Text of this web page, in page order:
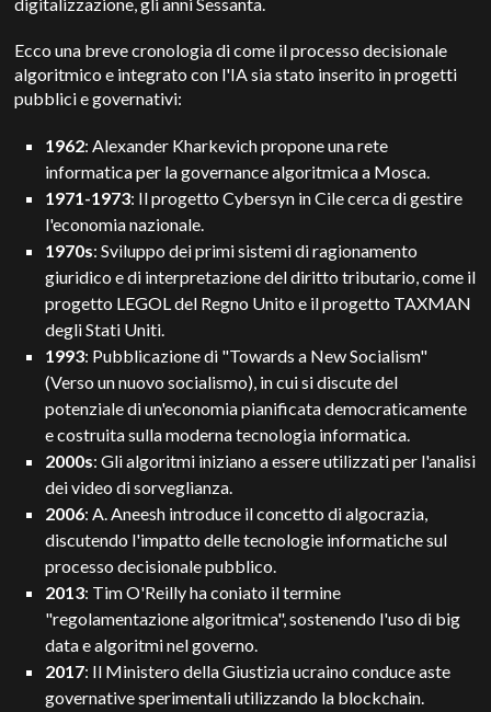
Ecco una breve cronologia di come il processo decisionale
algoritmico e integrato con l'IA sia stato inserito in progetti
pubblici e governativi:
1962: Alexander Kharkevich propone una rete
informatica per la governance algoritmica a Mosca.
1971-1973: Il progetto Cybersyn in Cile cerca di gestire
l'economia nazionale.
1970s: Sviluppo dei primi sistemi di ragionamento
giuridico e di interpretazione del diritto tributario, come il
progetto LEGOL del Regno Unito e il progetto TAXMAN
degli Stati Uniti.
1993: Pubblicazione di "Towards a New Socialism"
(Verso un nuovo socialismo), in cui si discute del
potenziale di un'economia pianificata democraticamente
e costruita sulla moderna tecnologia informatica.
2000s: Gli algoritmi iniziano a essere utilizzati per l'analisi
dei video di sorveglianza.
2006: A. Aneesh introduce il concetto di algocrazia,
discutendo l'impatto delle tecnologie informatiche sul
processo decisionale pubblico.
2013: Tim O'Reilly ha coniato il termine
"regolamentazione algoritmica", sostenendo l'uso di big
data e algoritmi nel governo.
2017: Il Ministero della Giustizia ucraino conduce aste
governative sperimentali utilizzando la blockchain.